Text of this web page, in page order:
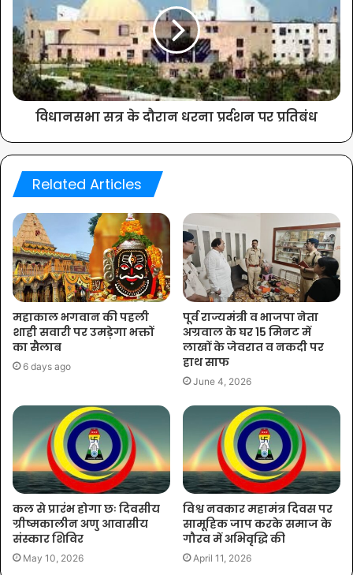
विधानसभा सत्र के दौरान धरना प्रर्दशन पर प्रतिबंध
Related Articles
महाकाल भगवान की पहली
शाही सवारी पर उमड़ेगा भक्तों
का सैलाब
6 days ago
पूर्व राज्यमंत्री व भाजपा नेता
अग्रवाल के घर 15 मिनट में
लाखों के जेवरात व नकदी पर
हाथ साफ
June 4, 2026
कल से प्रारंभ होगा छः दिवसीय
ग्रीष्मकालीन अणु आवासीय
संस्कार शिविर
May 10, 2026
विश्व नवकार महामंत्र दिवस पर
सामूहिक जाप करके समाज के
गौरव में अभिवृद्धि की
April 11, 2026